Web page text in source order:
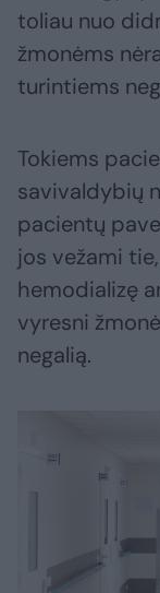
toliau nuo
žmonėms
turintiems
Tokiems
savivaldybių
pacientų
jos vežami
hemodializę
vyresni
negalią.